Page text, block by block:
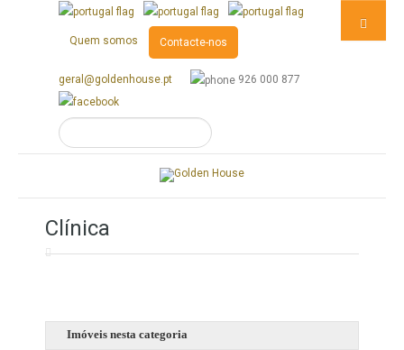
Quem somos Contacte-nos
geral@goldenhouse.pt 926 000 877
Clínica
Imóveis nesta categoria